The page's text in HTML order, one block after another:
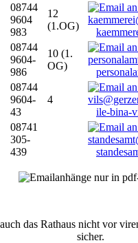
08744
9604
983
12
(1.OG)
08744
9604-
986
10 (1.
OG)
08744
9604-
43
4
ile-bina-
08741
305-
439
das Rathaus nicht vor
sicher.